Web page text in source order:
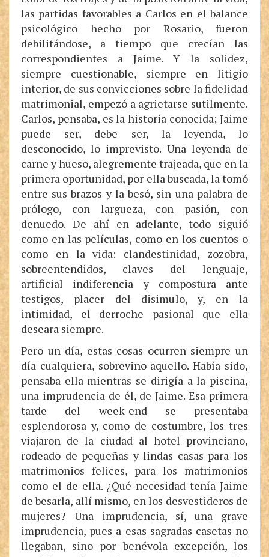
las partidas favorables a Carlos en el balance
psicológico hecho por Rosario, fueron
debilitándose, a tiempo que crecían las
correspondientes a Jaime. Y la solidez,
siempre cuestionable, siempre en litigio
interior, de sus convicciones sobre la fidelidad
matrimonial, empezó a agrietarse sutilmente.
Carlos, pensaba, es la historia conocida; Jaime
puede ser, debe ser, la leyenda, lo
desconocido, lo imprevisto. Una leyenda de
carne y hueso, alegremente trajeada, que en la
primera oportunidad, por ella buscada, la tomó
entre sus brazos y la besó, sin una palabra de
prólogo, con largueza, con pasión, con
denuedo. De ahí en adelante, todo siguió
como en las películas, como en los cuentos o
como en la vida: clandestinidad, zozobra,
sobreentendidos, claves del lenguaje,
artificial indiferencia y compostura ante
testigos, placer del disimulo, y, en la
intimidad, el derroche pasional que ella
deseara siempre.
Pero un día, estas cosas ocurren siempre un
día cualquiera, sobrevino aquello. Había sido,
pensaba ella mientras se dirigía a la piscina,
una imprudencia de él, de Jaime. Esa primera
tarde del week-end se presentaba
esplendorosa y, como de costumbre, los tres
viajaron de la ciudad al hotel provinciano,
rodeado de pequeñas y lindas casas para los
matrimonios felices, para los matrimonios
como el de ella. ¿Qué necesidad tenía Jaime
de besarla, allí mismo, en los desvestideros de
mujeres? Una imprudencia, sí, una grave
imprudencia, pues a esas sagradas casetas no
llegaban, sino por benévola excepción, los